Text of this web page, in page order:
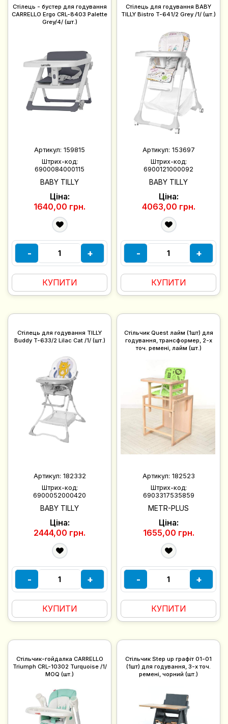
Стілець - бустер для годування
CARRELLO Ergo CRL-8403 Palette
Grey/4/ (шт.)
Артикул: 159815
Штрих-код:
6900084000115
BABY TILLY
Ціна:
1640,00 грн.
- +
КУПИТИ
Стілець для годування BABY
TILLY Bistro T-641/2 Grey /1/ (шт.)
Артикул: 153697
Штрих-код:
6900121000092
BABY TILLY
Ціна:
4063,00 грн.
- +
КУПИТИ
Стілець для годування TILLY
Buddy T-633/2 Lilac Cat /1/ (шт.)
Артикул: 182332
Штрих-код:
6900052000420
BABY TILLY
Ціна:
2444,00 грн.
- +
КУПИТИ
Стільчик Quest лайм (1шт) для
годування, трансформер, 2-х
точ. ремені, лайм (шт.)
Артикул: 182523
Штрих-код:
6903317535859
METR-PLUS
Ціна:
1655,00 грн.
- +
КУПИТИ
Стільчик-гойдалка CARRELLO
Triumph CRL-10302 Turquoise /1/
MOQ (шт.)
Cтільчик Step up графіт 01-01
(1шт) для годування, 3-х точ.
ремені, чорний (шт.)